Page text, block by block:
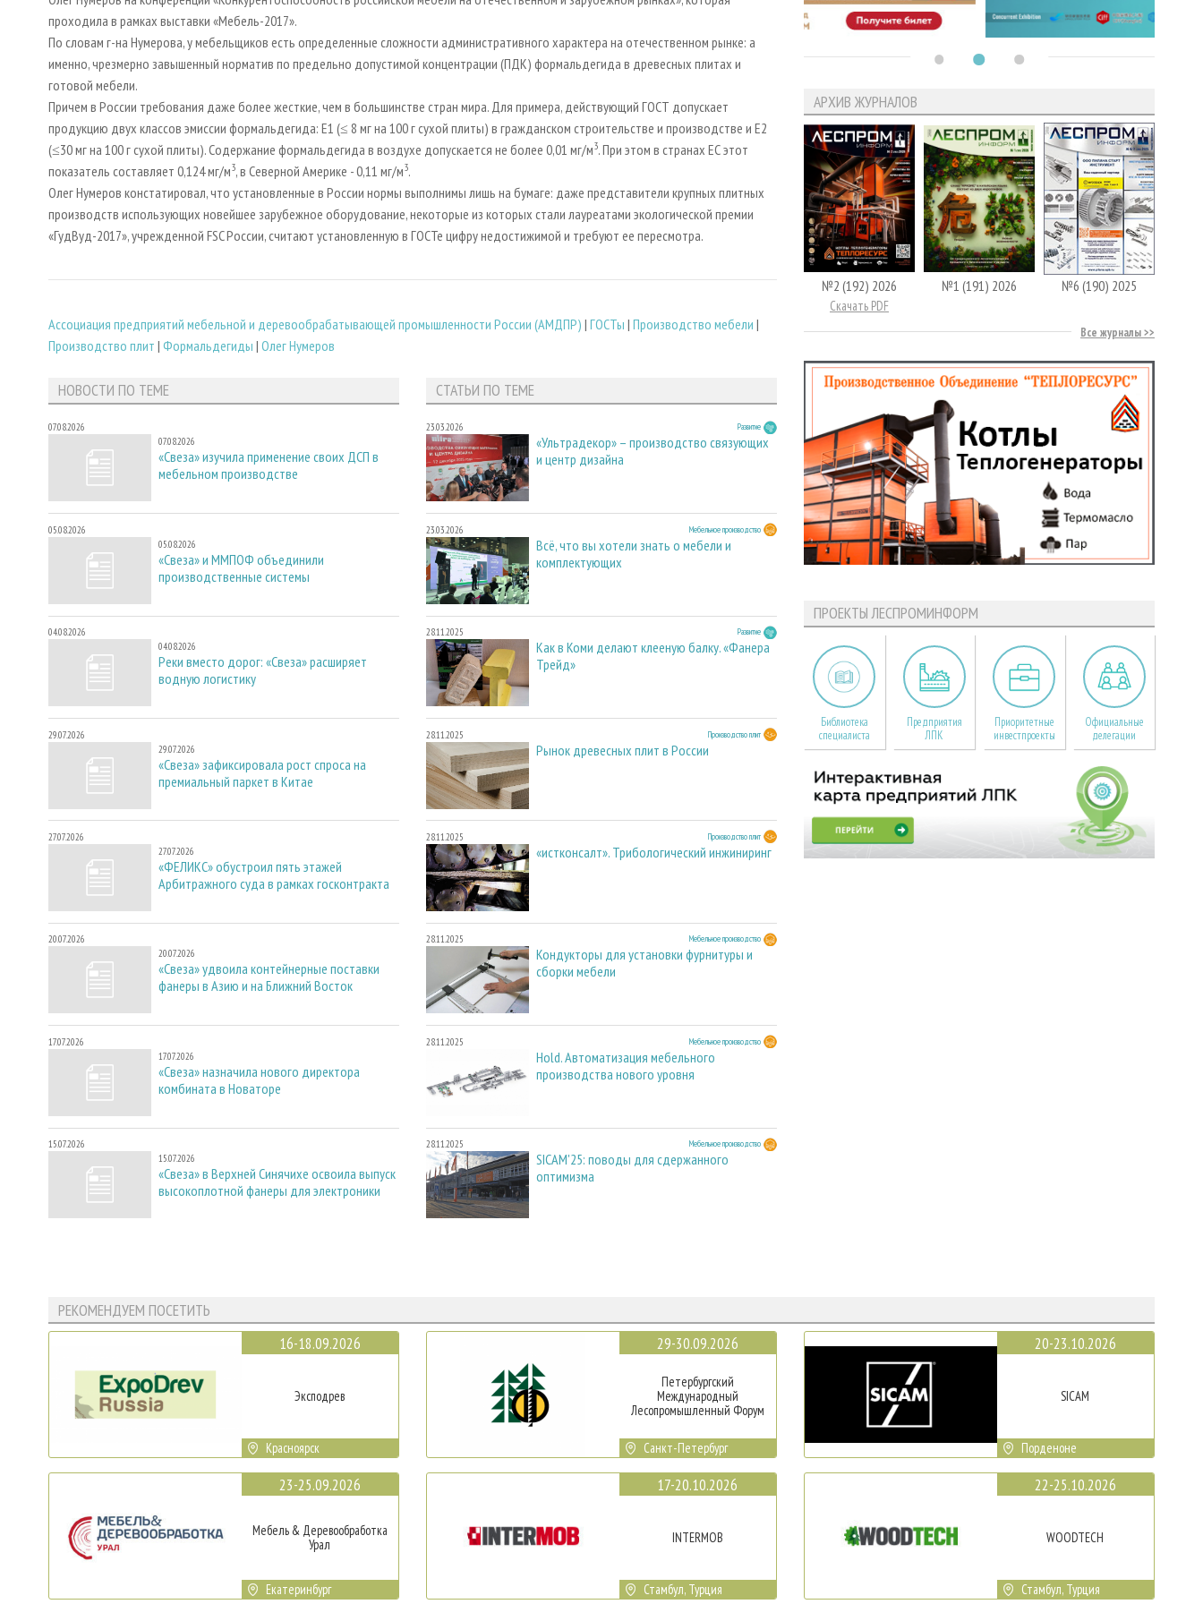
проходила в рамках выставки «Мебель-2017».
По словам г-на Нумерова, у мебельщиков есть определенные сложности административного характера на отечественном рынке: а
именно, чрезмерно завышенный норматив по предельно допустимой концентрации (ПДК) формальдегида в древесных плитах и
готовой мебели.
Причем в России требования даже более жесткие, чем в большинстве стран мира. Для примера, действующий ГОСТ допускает
продукцию двух классов эмиссии формальдегида: Е1 (≤ 8 мг на 100 г сухой плиты) в гражданском строительстве и производстве и Е2
(≤30 мг на 100 г сухой плиты). Содержание формальдегида в воздухе допускается не более 0,01 мг/м3. При этом в странах ЕС этот
показатель составляет 0,124 мг/м3, в Северной Америке - 0,11 мг/м3.
Олег Нумеров констатировал, что установленные в России нормы выполнимы лишь на бумаге: даже представители крупных плитных
производств использующих новейшее зарубежное оборудование, некоторые из которых стали лауреатами экологической премии
«ГудВуд-2017», учрежденной FSC России, считают установленную в ГОСТе цифру недостижимой и требуют ее пересмотра.
Ассоциация предприятий мебельной и деревообрабатывающей промышленности России (АМДПР) | ГОСТы | Производство мебели |
Производство плит | Формальдегиды | Олег Нумеров
НОВОСТИ ПО ТЕМЕ
07.08.2026
07.08.2026
«Свеза» изучила применение своих ДСП в
мебельном производстве
05.08.2026
05.08.2026
«Свеза» и ММПОФ объединили
производственные системы
04.08.2026
04.08.2026
Реки вместо дорог: «Свеза» расширяет
водную логистику
29.07.2026
29.07.2026
«Свеза» зафиксировала рост спроса на
премиальный паркет в Китае
27.07.2026
27.07.2026
«ФЕЛИКС» обустроил пять этажей
Арбитражного суда в рамках госконтракта
20.07.2026
20.07.2026
«Свеза» удвоила контейнерные поставки
фанеры в Азию и на Ближний Восток
17.07.2026
17.07.2026
«Свеза» назначила нового директора
комбината в Новаторе
15.07.2026
15.07.2026
«Свеза» в Верхней Синячихе освоила выпуск
высокоплотной фанеры для электроники
СТАТЬИ ПО ТЕМЕ
23.03.2026 Развитие
«Ультрадекор» – производство связующих
и центр дизайна
23.03.2026 Мебельное производство
Всё, что вы хотели знать о мебели и
комплектующих
28.11.2025 Развитие
Как в Коми делают клееную балку. «Фанера
Трейд»
28.11.2025 Производство плит
Рынок древесных плит в России
28.11.2025 Производство плит
«истконсалт». Трибологический инжиниринг
28.11.2025 Мебельное производство
Кондукторы для установки фурнитуры и
сборки мебели
28.11.2025 Мебельное производство
Hold. Автоматизация мебельного
производства нового уровня
28.11.2025 Мебельное производство
SICAM'25: поводы для сдержанного
оптимизма
АРХИВ ЖУРНАЛОВ
№2 (192) 2026
Скачать PDF
№1 (191) 2026 №6 (190) 2025
Все журналы
ПРОЕКТЫ ЛЕСПРОМИНФОРМ
Библиотека
специалиста
Предприятия
ЛПК
Приоритетные
инвестпроекты
Официальные
делегации
РЕКОМЕНДУЕМ ПОСЕТИТЬ
16-18.09.2026
Эксподрев
Красноярск
23-25.09.2026
Мебель & Деревообработка
Урал
Екатеринбург
29-30.09.2026
Петербургский
Международный
Лесопромышленный Форум
Санкт-Петербург
17-20.10.2026
INTERMOB
Стамбул, Турция
20-23.10.2026
SICAM
Порденоне
22-25.10.2026
WOODTECH
Стамбул, Турция